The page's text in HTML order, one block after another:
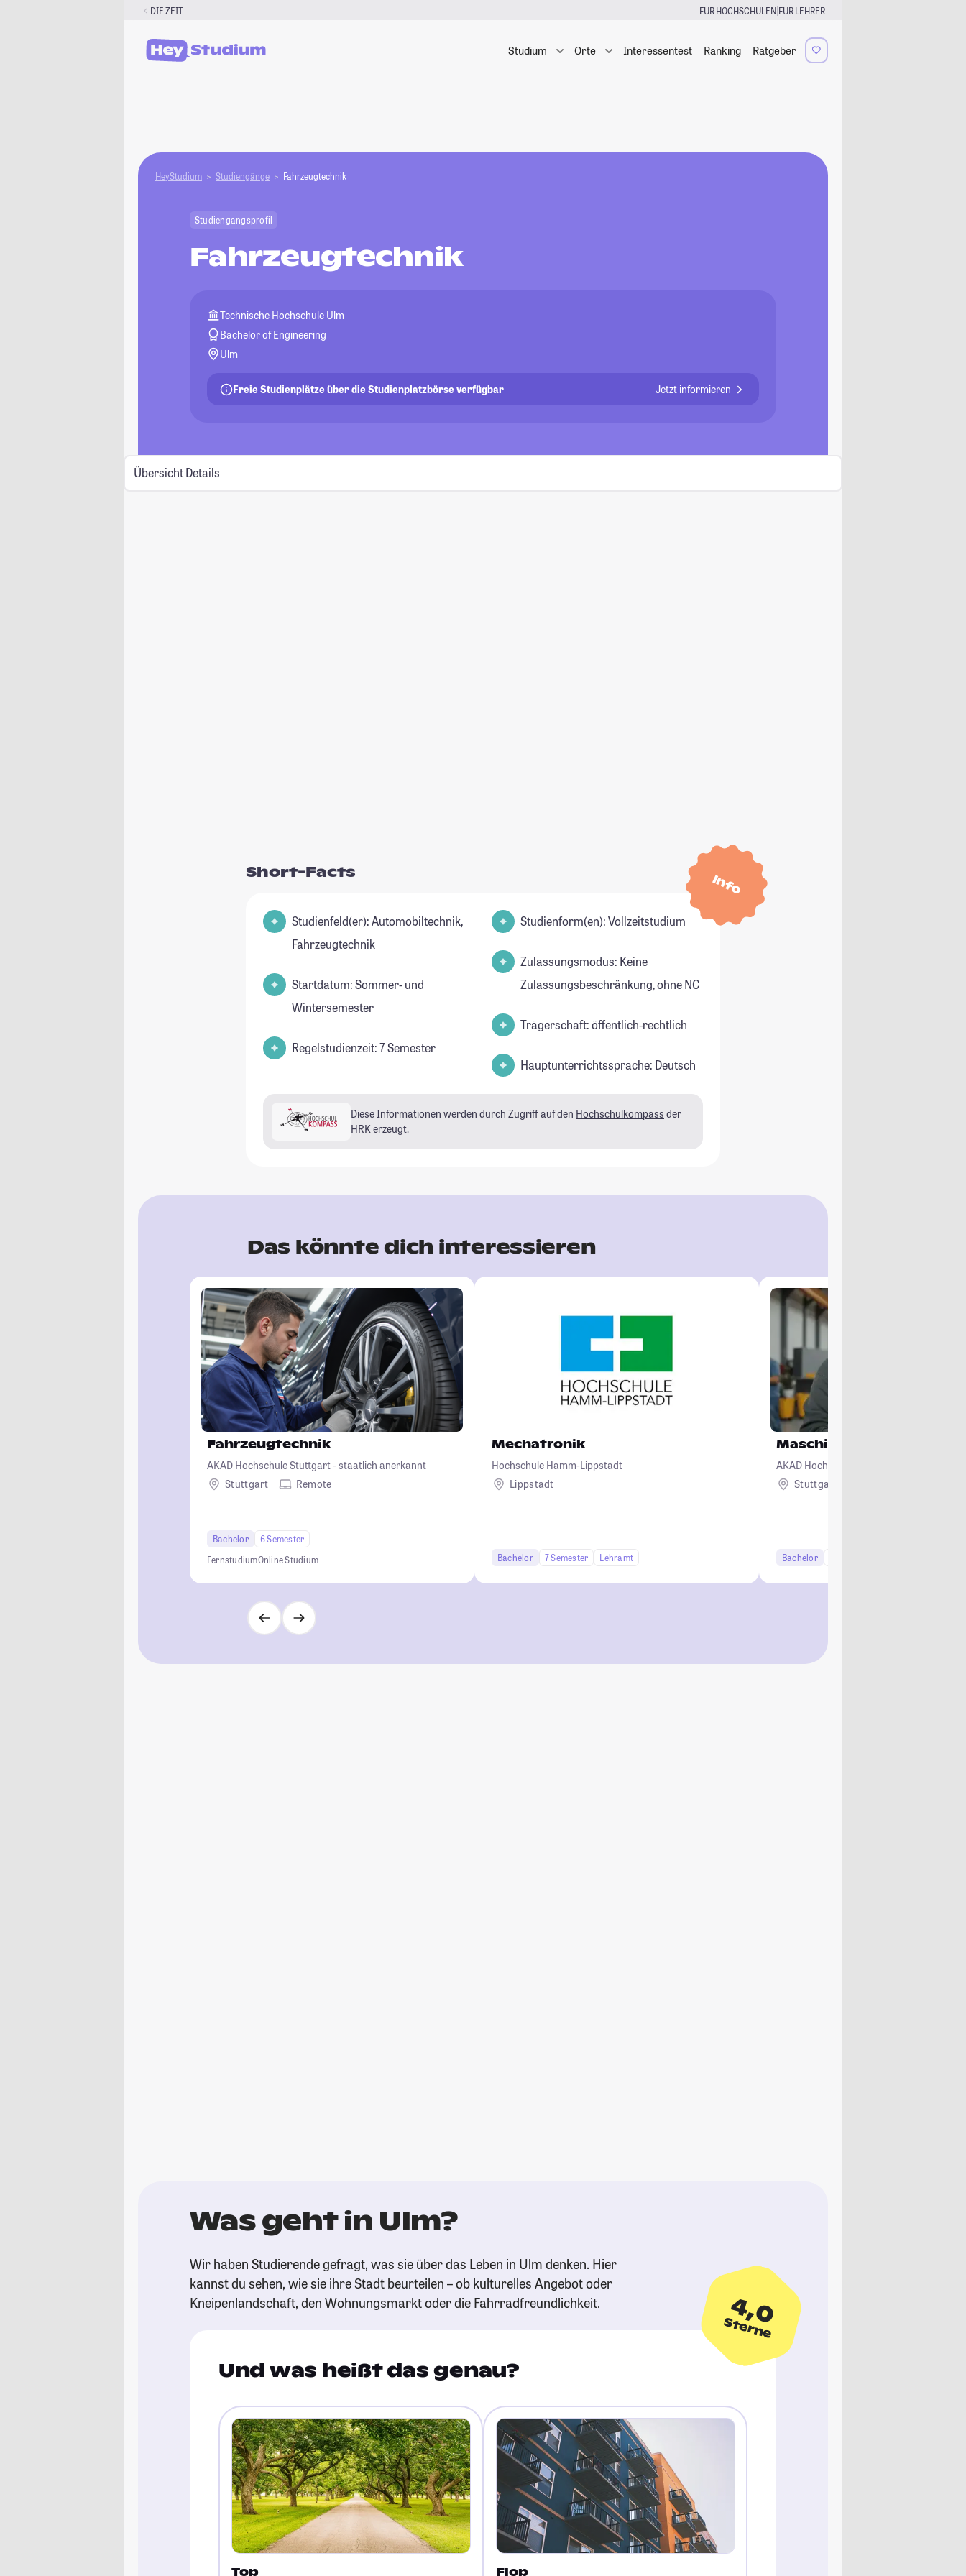
DIE ZEIT FÜR HOCHSCHULEN|FÜR LEHRER
Studium Orte Interessentest Ranking Ratgeber
HeyStudium Studiengänge Fahrzeugtechnik
Studiengangsprofil
Fahrzeugtechnik
Technische Hochschule Ulm
Bachelor of Engineering
Ulm
Freie Studienplätze über die Studienplatzbörse verfügbar Jetzt informieren
Übersicht Details
Info
Short-Facts
Studienfeld(er): Automobiltechnik,
Fahrzeugtechnik
Startdatum: Sommer- und
Wintersemester
Regelstudienzeit: 7 Semester
Studienform(en): Vollzeitstudium
Zulassungsmodus: Keine
Zulassungsbeschränkung, ohne NC
Trägerschaft: öffentlich-rechtlich
Hauptunterrichtssprache: Deutsch
Diese Informationen werden durch Zugriff auf den Hochschulkompass der
HRK erzeugt.
Das könnte dich interessieren
Fahrzeugtechnik
AKAD Hochschule Stuttgart - staatlich anerkannt
Stuttgart
Remote
Bachelor
6 Semester
FernstudiumOnline Studium
Mechatronik
Hochschule Hamm-Lippstadt
Lippstadt
Bachelor 7 Semester Lehramt
Maschinenbau
AKAD Hochschule Stuttgart - staatlich
Stuttgart
Bachelor
Was geht in Ulm?
Wir haben Studierende gefragt, was sie über das Leben in Ulm denken. Hier
kannst du sehen, wie sie ihre Stadt beurteilen – ob kulturelles Angebot oder
Kneipenlandschaft, den Wohnungsmarkt oder die Fahrradfreundlichkeit.
4,0
Sterne
Und was heißt das genau?
Top Flop